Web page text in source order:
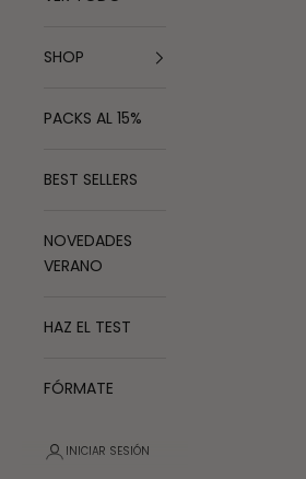
SHOP
PACKS AL 15%
BEST SELLERS
NOVEDADES
VERANO
HAZ EL TEST
FÓRMATE
INICIAR SESIÓN